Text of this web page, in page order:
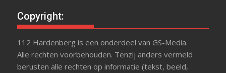
Copyright:
112 Hardenberg is een onderdeel van GS-Media.
Alle rechten voorbehouden. Tenzij anders vermeld
berusten alle rechten op informatie (tekst, beeld,